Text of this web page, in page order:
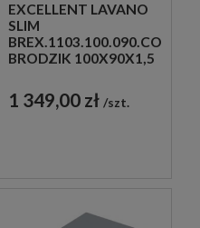
EXCELLENT LAVANO
SLIM
BREX.1103.100.090.CON
BRODZIK 100X90X1,5
1 349,00 zł szt.